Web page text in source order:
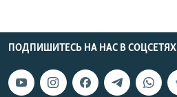
ПОДПИШИТЕСЬ НА НАС В СОЦСЕТЯХ